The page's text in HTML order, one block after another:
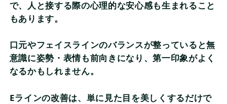
で、人と接する際の心理的な安心感も生まれること
もあります。
口元やフェイスラインのバランスが整っていると無
意識に姿勢・表情も前向きになり、第一印象がよく
なるかもしれません。
Eラインの改善は、単に見た目を美しくするだけで